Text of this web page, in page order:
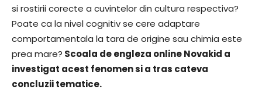
si rostirii corecte a cuvintelor din cultura respectiva?
Poate ca la nivel cognitiv se cere adaptare
comportamentala la tara de origine sau chimia este
prea mare? Scoala de engleza online Novakid a
investigat acest fenomen si a tras cateva
concluzii tematice.